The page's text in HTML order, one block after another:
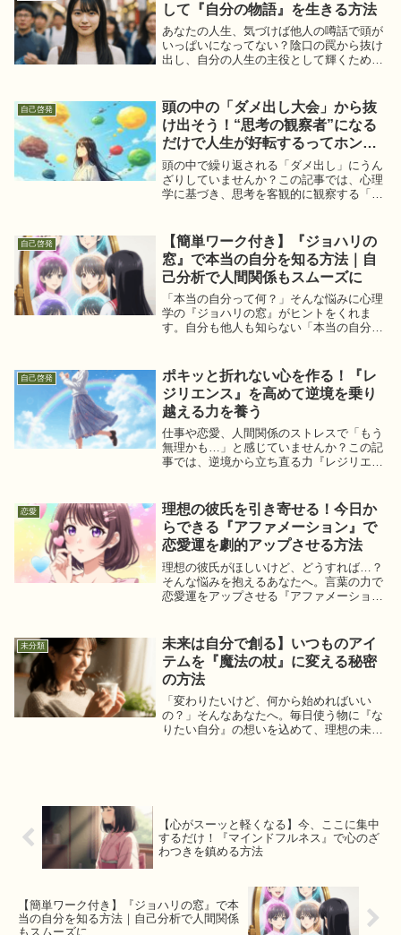
して『自分の物語』を生きる方法
あなたの人生、気づけば他人の噂話で頭が
いっぱいになってない？陰口の罠から抜け
出し、自分の人生の主役として輝くための
す。
自己啓発
頭の中の「ダメ出し大会」から抜
け出そう！“思考の観察者”になる
だけで人生が好転するってホン
ト？
頭の中で繰り返される「ダメ出し」にうん
ざりしていませんか？この記事では、心理
学に基づき、思考を客観的に観察する「思
が好転するヒントが見つかります。自分ら
しい選択で毎日をもっと輝かせましょう。
自己啓発
【簡単ワーク付き】『ジョハリの
窓』で本当の自分を知る方法｜自
己分析で人間関係もスムーズに
「本当の自分って何？」そんな悩みに心理
学の『ジョハリの窓』がヒントをくれま
す。自分も他人も知らない「本当の自分」
くし、新しい自分に出会う一歩を踏み出し
ましょう。
自己啓発
ポキッと折れない心を作る！『レ
ジリエンス』を高めて逆境を乗り
越える力を養う
仕事や恋愛、人間関係のストレスで「もう
無理かも…」と感じていませんか？この記
事では、逆境から立ち直る力『レジリエン
ない心を手に入れるヒントがここにありま
す。
恋愛
理想の彼氏を引き寄せる！今日か
らできる『アファメーション』で
恋愛運を劇的アップさせる方法
理想の彼氏がほしいけど、どうすれば…？
そんな悩みを抱えるあなたへ。言葉の力で
恋愛運をアップさせる『アファメーショ
えましょう。
未分類
未来は自分で創る】いつものアイ
テムを『魔法の杖』に変える秘密
の方法
「変わりたいけど、何から始めればいい
の？」そんなあなたへ。毎日使う物に『な
りたい自分』の想いを込めて、理想の未来
【心がスーッと軽くなる】今、ここに集中
するだけ！『マインドフルネス』で心のざ
わつきを鎮める方法
【簡単ワーク付き】『ジョハリの窓』で本
当の自分を知る方法｜自己分析で人間関係
もスムーズに